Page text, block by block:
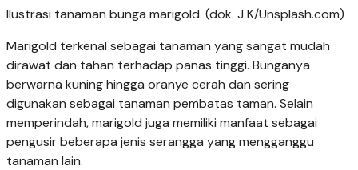
Ilustrasi tanaman bunga marigold. (dok. J K/Unsplash.com)
Marigold terkenal sebagai tanaman yang sangat mudah
dirawat dan tahan terhadap panas tinggi. Bunganya
berwarna kuning hingga oranye cerah dan sering
digunakan sebagai tanaman pembatas taman. Selain
memperindah, marigold juga memiliki manfaat sebagai
pengusir beberapa jenis serangga yang mengganggu
tanaman lain.